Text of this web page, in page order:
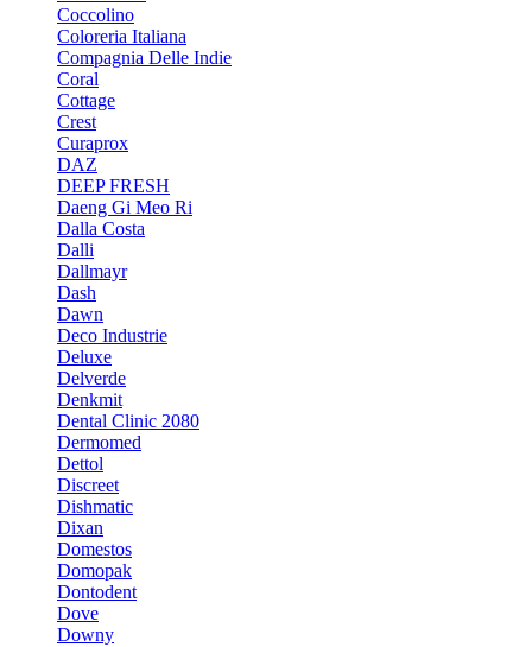
Coccolino
Coloreria Italiana
Compagnia Delle Indie
Coral
Cottage
Crest
Curaprox
DAZ
DEEP FRESH
Daeng Gi Meo Ri
Dalla Costa
Dalli
Dallmayr
Dash
Dawn
Deco Industrie
Deluxe
Delverde
Denkmit
Dental Clinic 2080
Dermomed
Dettol
Discreet
Dishmatic
Dixan
Domestos
Domopak
Dontodent
Dove
Downy